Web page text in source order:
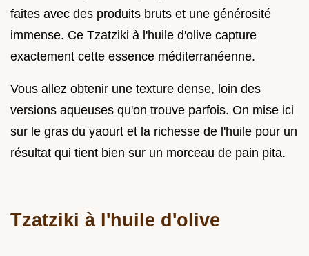
faites avec des produits bruts et une générosité
immense. Ce Tzatziki à l'huile d'olive capture
exactement cette essence méditerranéenne.
Vous allez obtenir une texture dense, loin des
versions aqueuses qu'on trouve parfois. On mise ici
sur le gras du yaourt et la richesse de l'huile pour un
résultat qui tient bien sur un morceau de pain pita.
Tzatziki à l'huile d'olive